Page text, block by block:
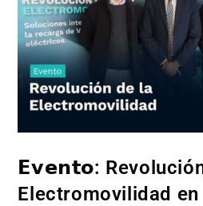
𝗘𝘃𝗲𝗻𝘁𝗼:
Electromovilidad en